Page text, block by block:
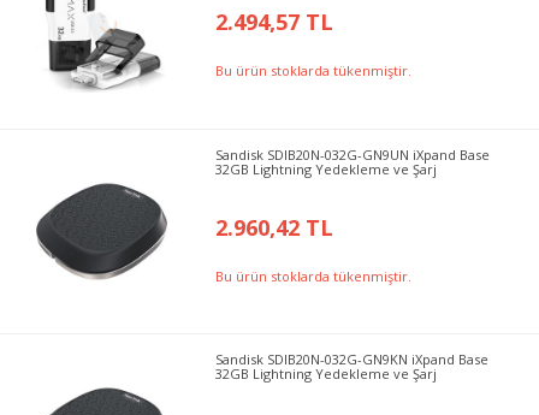
2.494,57 TL
Bu ürün stoklarda tükenmiştir.
Sandisk SDIB20N-032G-GN9UN iXpand Base
32GB Lightning Yedekleme ve Şarj
2.960,42 TL
Bu ürün stoklarda tükenmiştir.
Sandisk SDIB20N-032G-GN9KN iXpand Base
32GB Lightning Yedekleme ve Şarj